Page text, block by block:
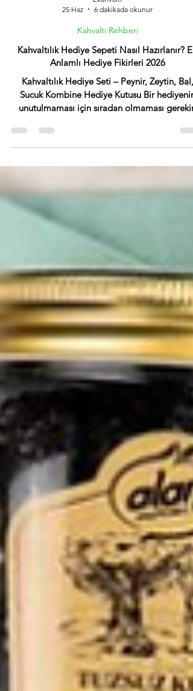
Ekahvalti
25 Haz
6 dakikada okunur
Kahvaltı Rehberi
Kahvaltılık Hediye Sepeti Nasıl Hazırlanır? En
Anlamlı Hediye Fikirleri 2026
Kahvaltılık Hediye Seti – Peynir, Zeytin, Bal,
Çiçek solar, parfüm biter, teknolojik ürünler
hediye sepeti, her sabah karşısındaki masaya
getirildiğinde vericisini hatırlatır. Ezine beyaz
peyniri, Gemlik siyah zeytini, Toktaş karakovan
balı ve Coşkun dana sucuğundan oluşan bir
kahvaltı hediye kutusu, hem samimi hem de
kullanışlıdır. Bu rehberd